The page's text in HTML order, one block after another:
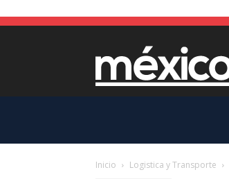
Inicio Logistica y Transporte